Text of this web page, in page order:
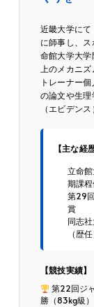
近畿大学に
に師事し、
命館大学大
上のメカニズ
トレーナー
の論文や生
（エビデン
【主な経
立命
期課程
第29
賞
同志
（歴任
【競技実績】
第22回ジ
勝（83kg級）